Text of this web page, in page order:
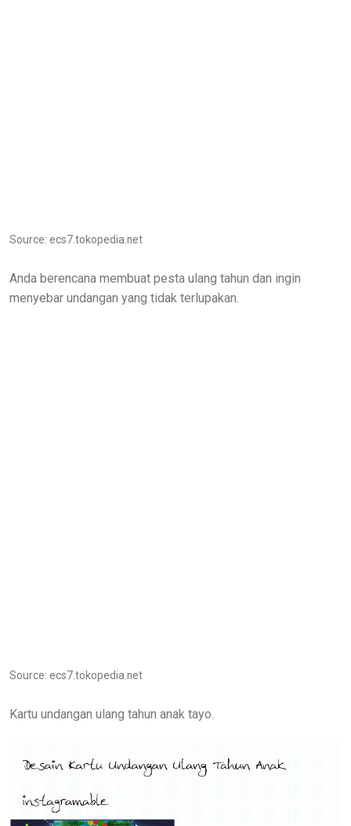
Source: ecs7.tokopedia.net
Anda berencana membuat pesta ulang tahun dan ingin
menyebar undangan yang tidak terlupakan.
Source: ecs7.tokopedia.net
Kartu undangan ulang tahun anak tayo.